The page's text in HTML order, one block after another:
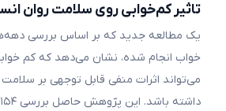
تاثیر کم‌خوابی روی سلامت روان
یک مطالعه جدید که بر اساس بررسی
خواب انجام شده، نشان می‌دهد که کم
می‌تواند اثرات منفی قابل توجهی بر سلامت